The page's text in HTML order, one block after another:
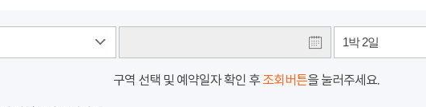
1박 2일
구역 선택 및 예약일자 확인 후 조회버튼을 눌러주세요.